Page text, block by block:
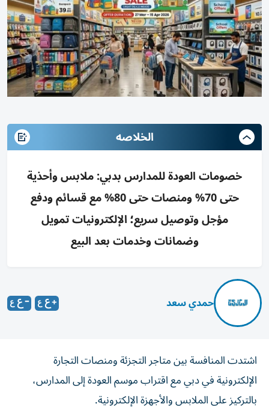
الخلاصه
خصومات العودة للمدارس بدبي: ملابس وأحذية
حتى 70% ومنصات حتى 80% مع قسائم ودفع
مؤجل وتوصيل سريع؛ الإلكترونيات تمويل
وضمانات وخدمات بعد البيع
حمدي سعد
اشتدت المنافسة بين متاجر التجزئة ومنصات التجارة
الإلكترونية في دبي مع اقتراب موسم العودة إلى المدارس،
بالتركيز على الملابس والأجهزة الإلكترونية.